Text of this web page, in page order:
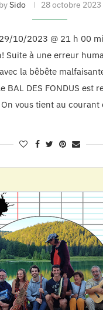
bySido 28 octobre 2023
10/2023 @ 21 h 00
Suite à une erreur
la bêbête
BAL DES FONDUS est
vous tient au courant